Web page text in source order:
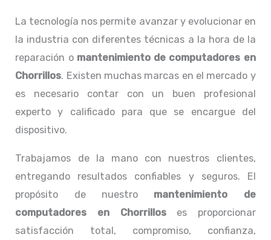
La tecnología nos permite avanzar y evolucionar en
la industria con diferentes técnicas a la hora de la
reparación o mantenimiento de computadores en
Chorrillos. Existen muchas marcas en el mercado y
es necesario contar con un buen profesional
experto y calificado para que se encargue del
dispositivo.
Trabajamos de la mano con nuestros clientes,
entregando resultados confiables y seguros. El
propósito de nuestro mantenimiento de
computadores en Chorrilloses proporcionar
satisfacción total, compromiso, confianza,